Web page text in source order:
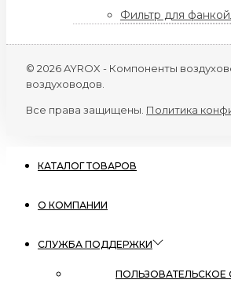
Фильтр для
© 2026 AYROX - Компоненты
воздуховодов.
Все права защищены. Политика
КАТАЛОГ ТОВАРОВ
О КОМПАНИИ
СЛУЖБА ПОДДЕРЖКИ
ПОЛЬЗОВАТЕЛЬСКОЕ